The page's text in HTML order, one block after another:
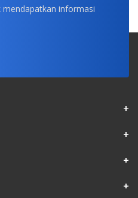
informasi
+
+
+
+